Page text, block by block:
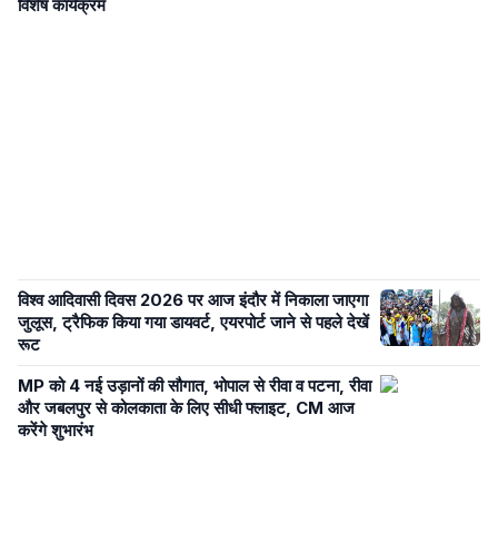
विशेष कार्यक्रम
विश्व आदिवासी दिवस 2026 पर आज इंदौर में निकाला जाएगा
जुलूस, ट्रैफिक किया गया डायवर्ट, एयरपोर्ट जाने से पहले देखें
रूट
MP को 4 नई उड़ानों की सौगात, भोपाल से रीवा व पटना, रीवा
और जबलपुर से कोलकाता के लिए सीधी फ्लाइट, CM आज
करेंगे शुभारंभ